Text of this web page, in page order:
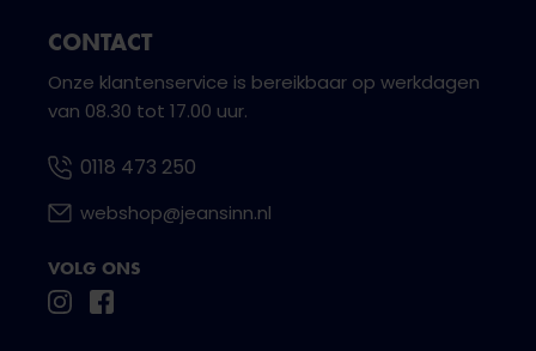
CONTACT
Onze klantenservice is bereikbaar op werkdagen
van 08.30 tot 17.00 uur.
0118 473 250
webshop@jeansinn.nl
VOLG ONS